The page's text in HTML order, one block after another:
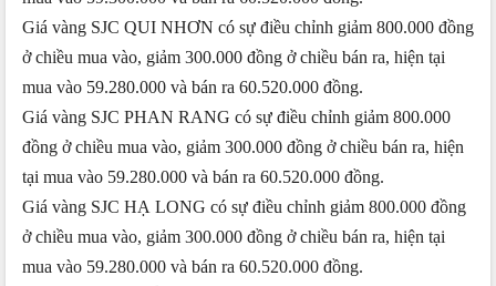
Giá vàng SJC QUI NHƠN có sự điều chỉnh giảm 800.000 đồng
ở chiều mua vào, giảm 300.000 đồng ở chiều bán ra, hiện tại
mua vào 59.280.000 và bán ra 60.520.000 đồng.
Giá vàng SJC PHAN RANG có sự điều chỉnh giảm 800.000
đồng ở chiều mua vào, giảm 300.000 đồng ở chiều bán ra, hiện
tại mua vào 59.280.000 và bán ra 60.520.000 đồng.
Giá vàng SJC HẠ LONG có sự điều chỉnh giảm 800.000 đồng
ở chiều mua vào, giảm 300.000 đồng ở chiều bán ra, hiện tại
mua vào 59.280.000 và bán ra 60.520.000 đồng.